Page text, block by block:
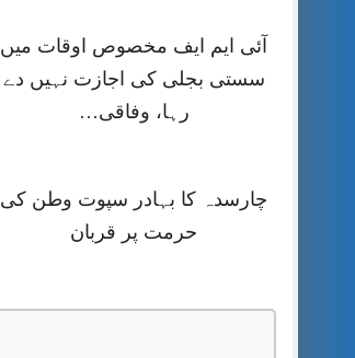
آئی ایم ایف مخصوص اوقات میں
سستی بجلی کی اجازت نہیں دے
رہا، وفاقی…
چارسدہ کا بہادر سپوت وطن کی
حرمت پر قربان